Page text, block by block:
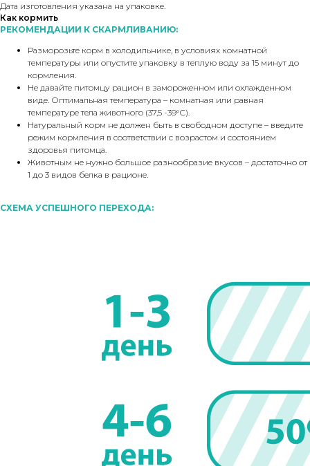
Дата изготовления указана на упаковке.
Как кормить
РЕКОМЕНДАЦИИ К СКАРМЛИВАНИЮ:
Разморозьте корм в холодильнике, в условиях комнатной
температуры или опустите упаковку в теплую воду за 15 минут до
кормления.
Не давайте питомцу рацион в замороженном или охлажденном
виде. Оптимальная температура – комнатная или равная
температуре тела животного (37,5 -39°С).
Натуральный корм не должен быть в свободном доступе – введите
режим кормления в соответствии с возрастом и состоянием
здоровья питомца.
Животным не нужно большое разнообразие вкусов – достаточно от
1 до 3 видов белка в рационе.
СХЕМА УСПЕШНОГО ПЕРЕХОДА: